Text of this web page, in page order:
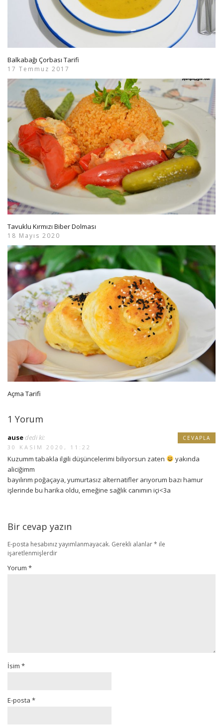
Balkabağı Çorbası Tarifi
17 Temmuz 2017
Tavuklu Kırmızı Biber Dolması
18 Mayıs 2020
Açma Tarifi
1 Yorum
ause dedi ki:
30 KASIM 2020, 11:22
Kuzumm tabakla ilgili düşüncelerimi biliyorsun zaten
yakında
aliciğimm
bayılırım poğaçaya, yumurtasız alternatifler arıyorum bazı hamur
işlerinde bu harika oldu, emeğine sağlık canımın içi<3a
CEVAPLA
Bir cevap yazın
E-posta hesabınız yayımlanmayacak. Gerekli alanlar* ile
işaretlenmişlerdir
Yorum *
İsim *
E-posta *